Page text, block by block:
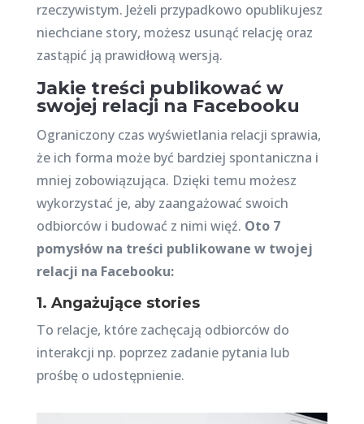
rzeczywistym. Jeżeli przypadkowo opublikujesz
niechciane story, możesz usunąć relację oraz
zastąpić ją prawidłową wersją.
Jakie treści publikować w
swojej relacji na Facebooku
Ograniczony czas wyświetlania relacji sprawia,
że ich forma może być bardziej spontaniczna i
mniej zobowiązująca. Dzięki temu możesz
wykorzystać je, aby zaangażować swoich
odbiorców i budować z nimi więź. Oto 7
pomysłów na treści publikowane w twojej
relacji na Facebooku:
1. Angażujące stories
To relacje, które zachęcają odbiorców do
interakcji np. poprzez zadanie pytania lub
prośbę o udostępnienie.